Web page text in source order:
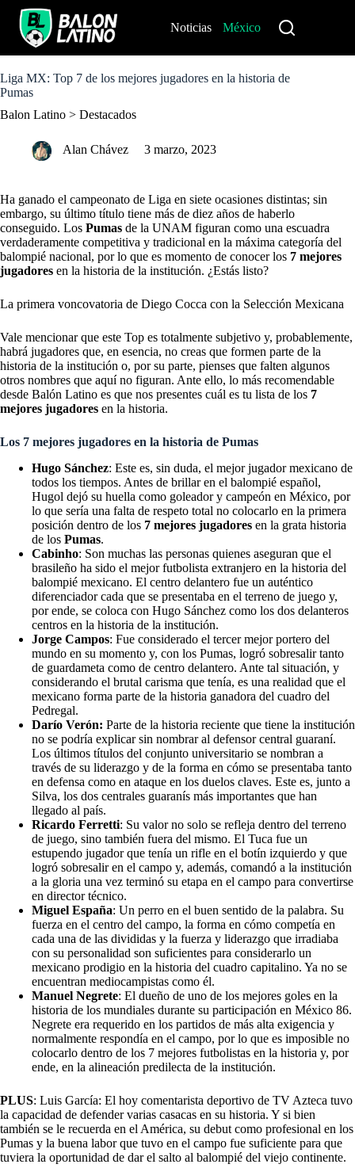
o
c
n
Noticias México
Liga MX: Top 7 de los mejores jugadores en la historia de
Pumas
Balon Latino > Destacados
Alan Chávez 3 marzo, 2023
Ha ganado el campeonato de Liga en siete ocasiones distintas; sin
embargo, su último título tiene más de diez años de haberlo
conseguido. Los Pumas de la UNAM figuran como una escuadra
verdaderamente competitiva y tradicional en la máxima categoría del
balompié nacional, por lo que es momento de conocer los 7 mejores
jugadores en la historia de la institución. ¿Estás listo?
La primera voncovatoria de Diego Cocca con la Selección Mexicana
Vale mencionar que este Top es totalmente subjetivo y, probablemente,
habrá jugadores que, en esencia, no creas que formen parte de la
historia de la institución o, por su parte, pienses que falten algunos
otros nombres que aquí no figuran. Ante ello, lo más recomendable
desde Balón Latino es que nos presentes cuál es tu lista de los 7
mejores jugadores en la historia.
Los 7 mejores jugadores en la historia de Pumas
Hugo Sánchez: Este es, sin duda, el mejor jugador mexicano de
todos los tiempos. Antes de brillar en el balompié español,
Hugol dejó su huella como goleador y campeón en México, por
lo que sería una falta de respeto total no colocarlo en la primera
posición dentro de los 7 mejores jugadores en la grata historia
de los Pumas.
Cabinho: Son muchas las personas quienes aseguran que el
brasileño ha sido el mejor futbolista extranjero en la historia del
balompié mexicano. El centro delantero fue un auténtico
diferenciador cada que se presentaba en el terreno de juego y,
por ende, se coloca con Hugo Sánchez como los dos delanteros
centros en la historia de la institución.
Jorge Campos: Fue considerado el tercer mejor portero del
mundo en su momento y, con los Pumas, logró sobresalir tanto
de guardameta como de centro delantero. Ante tal situación, y
considerando el brutal carisma que tenía, es una realidad que el
mexicano forma parte de la historia ganadora del cuadro del
Pedregal.
Darío Verón: Parte de la historia reciente que tiene la institución
no se podría explicar sin nombrar al defensor central guaraní.
Los últimos títulos del conjunto universitario se nombran a
través de su liderazgo y de la forma en cómo se presentaba tanto
en defensa como en ataque en los duelos claves. Este es, junto a
Silva, los dos centrales guaranís más importantes que han
llegado al país.
Ricardo Ferretti: Su valor no solo se refleja dentro del terreno
de juego, sino también fuera del mismo. El Tuca fue un
estupendo jugador que tenía un rifle en el botín izquierdo y que
logró sobresalir en el campo y, además, comandó a la institución
a la gloria una vez terminó su etapa en el campo para convertirse
en director técnico.
Miguel España: Un perro en el buen sentido de la palabra. Su
fuerza en el centro del campo, la forma en cómo competía en
cada una de las divididas y la fuerza y liderazgo que irradiaba
con su personalidad son suficientes para considerarlo un
mexicano prodigio en la historia del cuadro capitalino. Ya no se
encuentran mediocampistas como él.
Manuel Negrete: El dueño de uno de los mejores goles en la
historia de los mundiales durante su participación en México 86.
Negrete era requerido en los partidos de más alta exigencia y
normalmente respondía en el campo, por lo que es imposible no
colocarlo dentro de los 7 mejores futbolistas en la historia y, por
ende, en la alineación predilecta de la institución.
PLUS: Luis García: El hoy comentarista deportivo de TV Azteca tuvo
la capacidad de defender varias casacas en su historia. Y si bien
también se le recuerda en el América, su debut como profesional en los
Pumas y la buena labor que tuvo en el campo fue suficiente para que
tuviera la oportunidad de dar el salto al balompié del viejo continente.